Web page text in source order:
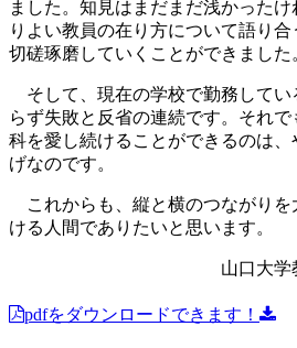
ました。知見はまだまだ浅かった
りよい教員の在り方について語り合
切磋琢磨していくことができました
そして、現在の学校で勤務してい
らず失敗と反省の連続です。それ
科を愛し続けることができるのは
げなのです。
これからも、縦と横のつながりを
ける人間でありたいと思います。
山口大学
pdfをダウンロードできます！